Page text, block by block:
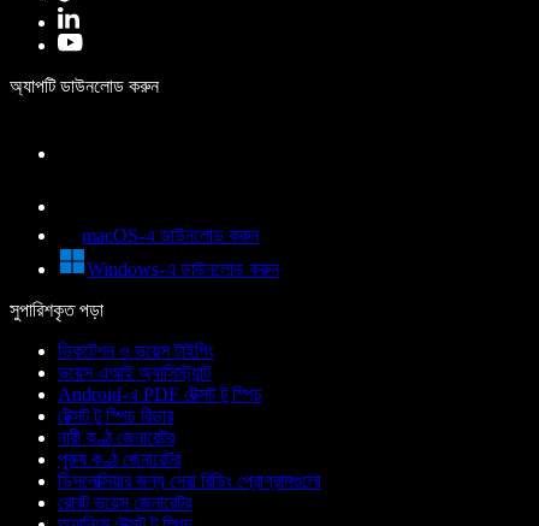
অ্যাপটি ডাউনলোড করুন
macOS-এ ডাউনলোড করুন
Windows-এ ডাউনলোড করুন
সুপারিশকৃত পড়া
ডিকটেশন ও ভয়েস টাইপিং
ভয়েস এআই অ্যাসিস্ট্যান্ট
Android-এ PDF টেক্সট টু স্পিচ
টেক্সট টু স্পিচ রিডার
নারী কণ্ঠ জেনারেটর
পুরুষ কণ্ঠ জেনারেটর
ডিসলেক্সিয়ার জন্য সেরা রিডিং প্রোগ্রামগুলো
রোবট ভয়েস জেনারেটর